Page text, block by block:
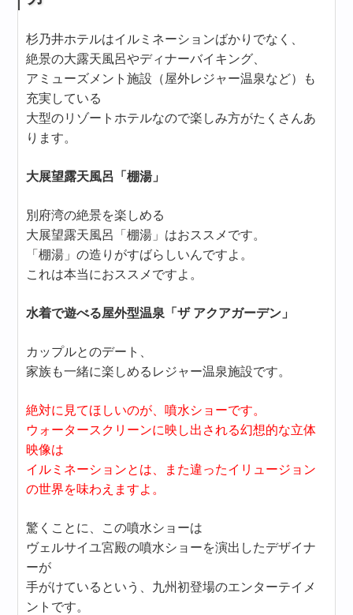
杉乃井ホテルはイルミネーションばかりでなく、
絶景の大露天風呂やディナーバイキング、
アミューズメント施設（屋外レジャー温泉など）も
充実している
大型のリゾートホテルなので楽しみ方がたくさんあ
ります。
大展望露天風呂「棚湯」
別府湾の絶景を楽しめる
大展望露天風呂「棚湯」はおススメです。
「棚湯」の造りがすばらしいんですよ。
これは本当におススメですよ。
水着で遊べる屋外型温泉「ザ アクアガーデン」
カップルとのデート、
家族も一緒に楽しめるレジャー温泉施設です。
絶対に見てほしいのが、噴水ショーです。
ウォータースクリーンに映し出される幻想的な立体
映像は
イルミネーションとは、また違ったイリュージョン
の世界を味わえますよ。
驚くことに、この噴水ショーは
ヴェルサイユ宮殿の噴水ショーを演出したデザイナ
ーが
手がけているという、九州初登場のエンターテイメ
ントです。